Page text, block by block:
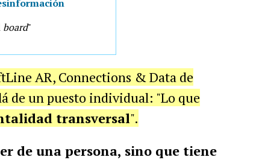
board"
AR, Connections & Data de
de un puesto individual: "Lo que
transversal".
de una persona, sino que tiene